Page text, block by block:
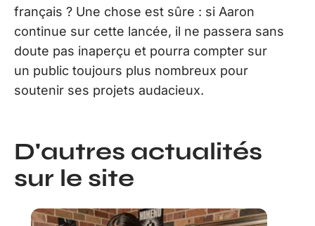
français ? Une chose est sûre : si Aaron
continue sur cette lancée, il ne passera sans
doute pas inaperçu et pourra compter sur
un public toujours plus nombreux pour
soutenir ses projets audacieux.
D'autres actualités
sur le site